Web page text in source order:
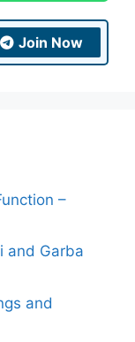
Join Now
–
and Garba
and